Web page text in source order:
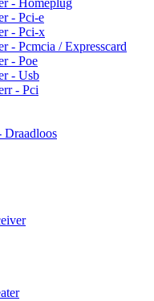
- Homeplug
- Pci-e
- Pci-x
- Pcmcia / Expresscard
- Poe
- Usb
- Pci
Draadloos